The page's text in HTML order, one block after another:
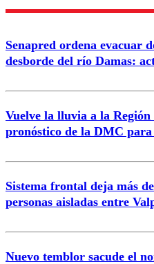
Senapred ordena evacuar
desborde del río Damas:
Vuelve la lluvia a la
pronóstico de la DMC para
Sistema frontal deja más
personas aisladas entre
Nuevo temblor sacude el